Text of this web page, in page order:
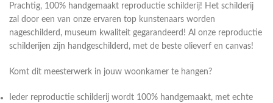
Prachtig, 100% handgemaakt reproductie schilderij! Het schilderij
zal door een van onze ervaren top kunstenaars worden
nageschilderd, museum kwaliteit gegarandeerd! Al onze reproductie
schilderijen zijn handgeschilderd, met de beste olieverf en canvas!
Komt dit meesterwerk in jouw woonkamer te hangen?
Ieder reproductie schilderij wordt 100% handgemaakt, met echte